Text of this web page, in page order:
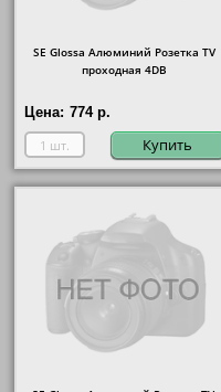
SE Glossa Алюминий Розетка TV
проходная 4DB
Цена: 774 р.
Купить